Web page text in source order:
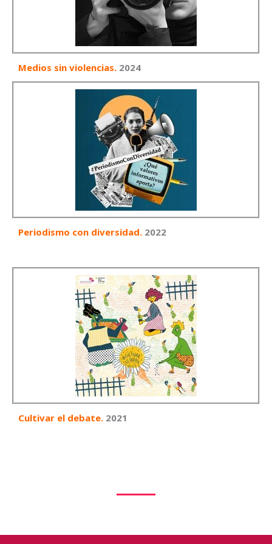
Medios sin violencias. 2024
Periodismo con diversidad. 2022
Cultivar el debate. 2021